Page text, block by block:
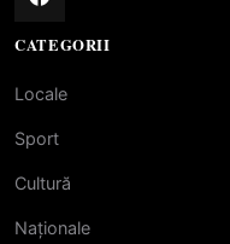
CATEGORII
Locale
Sport
Cultură
Naționale